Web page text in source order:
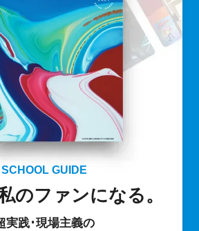
SCHOOL GUIDE
のファンになる。
実践･現場主義の